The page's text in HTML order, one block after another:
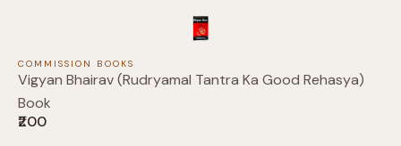
COMMISSION BOOKS
Vigyan Bhairav (Rudryamal Tantra Ka Good Rehasya)
Book
₹200